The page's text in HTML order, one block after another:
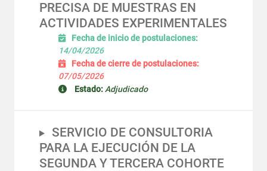
PRECISA DE MUESTRAS EN
ACTIVIDADES EXPERIMENTALES
Fecha de inicio de postulaciones:
14/04/2026
Fecha de cierre de postulaciones:
07/05/2026
Estado: Adjudicado
SERVICIO DE CONSULTORIA
PARA LA EJECUCIÓN DE LA
SEGUNDA Y TERCERA COHORTE